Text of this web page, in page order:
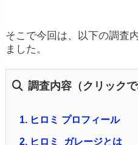
そこで今回は、以下の調査
ました。
調査内容（クリックで
1. ヒロミ プロフィール
2. ヒロミ ガレージとは